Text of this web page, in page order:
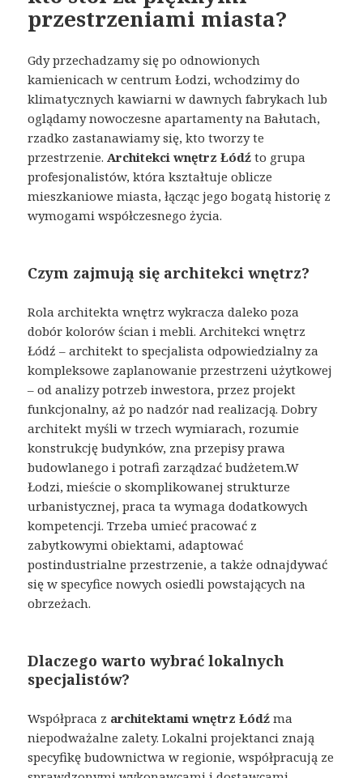
przestrzeniami miasta?
Gdy przechadzamy się po odnowionych
kamienicach w centrum Łodzi, wchodzimy do
klimatycznych kawiarni w dawnych fabrykach lub
oglądamy nowoczesne apartamenty na Bałutach,
rzadko zastanawiamy się, kto tworzy te
przestrzenie. Architekci wnętrz Łódź to grupa
profesjonalistów, która kształtuje oblicze
mieszkaniowe miasta, łącząc jego bogatą historię z
wymogami współczesnego życia.
Czym zajmują się architekci wnętrz?
Rola architekta wnętrz wykracza daleko poza
dobór kolorów ścian i mebli. Architekci wnętrz
Łódź – architekt to specjalista odpowiedzialny za
kompleksowe zaplanowanie przestrzeni użytkowej
– od analizy potrzeb inwestora, przez projekt
funkcjonalny, aż po nadzór nad realizacją. Dobry
architekt myśli w trzech wymiarach, rozumie
konstrukcję budynków, zna przepisy prawa
budowlanego i potrafi zarządzać budżetem.W
Łodzi, mieście o skomplikowanej strukturze
urbanistycznej, praca ta wymaga dodatkowych
kompetencji. Trzeba umieć pracować z
zabytkowymi obiektami, adaptować
postindustrialne przestrzenie, a także odnajdywać
się w specyfice nowych osiedli powstających na
obrzeżach.
Dlaczego warto wybrać lokalnych
specjalistów?
Współpraca z architektami wnętrz Łódź ma
niepodważalne zalety. Lokalni projektanci znają
specyfikę budownictwa w regionie, współpracują ze